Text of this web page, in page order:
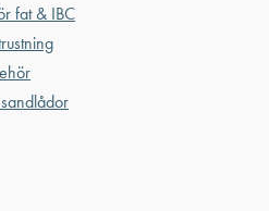
fat & IBC